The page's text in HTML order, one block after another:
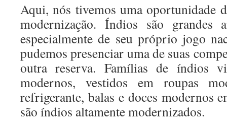
Aqui, nós tivemos uma oportunidade
modernização. Índios são grandes
especialmente de seu próprio jogo
pudemos presenciar uma de suas
outra reserva. Famílias de índios
modernos, vestidos em roupas
refrigerante, balas e doces modernos
são índios altamente modernizados.